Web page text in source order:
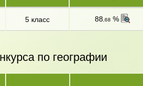
5 класс 88 ,68 %
по географии